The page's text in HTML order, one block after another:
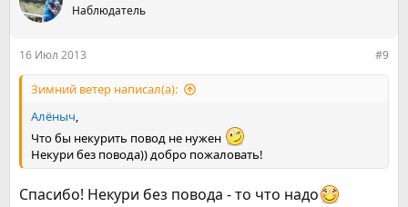
Наблюдатель
16 Июл 2013 #9
Зимний ветер написал(а):
Алёныч,
Что бы некурить повод не нужен
Некури без повода)) добро пожаловать!
Спасибо! Некури без повода - то что надо